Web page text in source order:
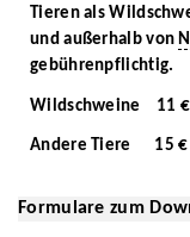
Tieren als
und außerhalb von
gebührenpflichtig.
Wildschweine 11 €
Andere Tiere 15 €
Formulare zum